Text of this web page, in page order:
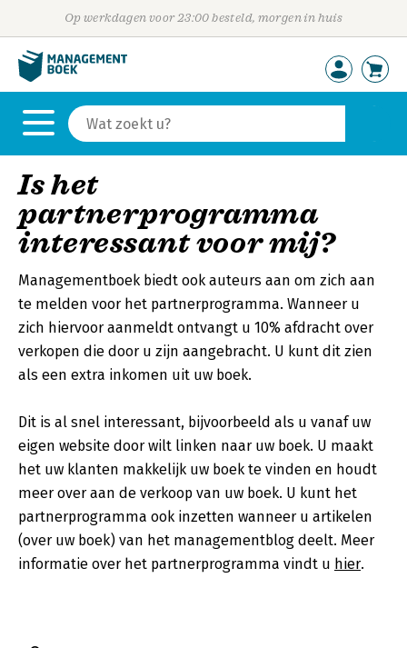
Op werkdagen voor 23:00 besteld, morgen in huis
Is het
partnerprogramma
interessant voor mij?
Managementboek biedt ook auteurs aan om zich aan
te melden voor het partnerprogramma. Wanneer u
zich hiervoor aanmeldt ontvangt u 10% afdracht over
verkopen die door u zijn aangebracht. U kunt dit zien
als een extra inkomen uit uw boek.
Dit is al snel interessant, bijvoorbeeld als u vanaf uw
eigen website door wilt linken naar uw boek. U maakt
het uw klanten makkelijk uw boek te vinden en houdt
meer over aan de verkoop van uw boek. U kunt het
partnerprogramma ook inzetten wanneer u artikelen
(over uw boek) van het managementblog deelt. Meer
informatie over het partnerprogramma vindt u hier.